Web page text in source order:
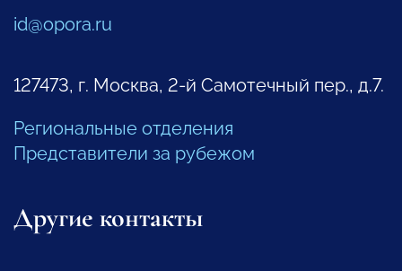
id@opora.ru
127473, г. Москва, 2-й Самотечный пер., д.7.
Региональные отделения
Представители за рубежом
Другие контакты